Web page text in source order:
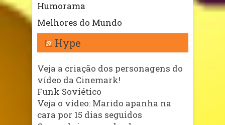
Humorama
Melhores do Mundo
Hype
Veja a criação dos personagens do
vídeo da Cinemark!
Funk Soviético
Veja o vídeo: Marido apanha na
cara por 15 dias seguidos